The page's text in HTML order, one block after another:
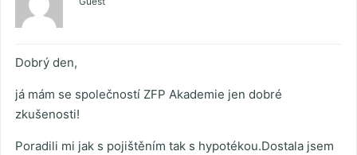
Dobrý den,
já mám se společností ZFP Akademie jen dobré
zkušenosti!
Poradili mi jak s pojištěním tak s hypotékou.Dostala jsem